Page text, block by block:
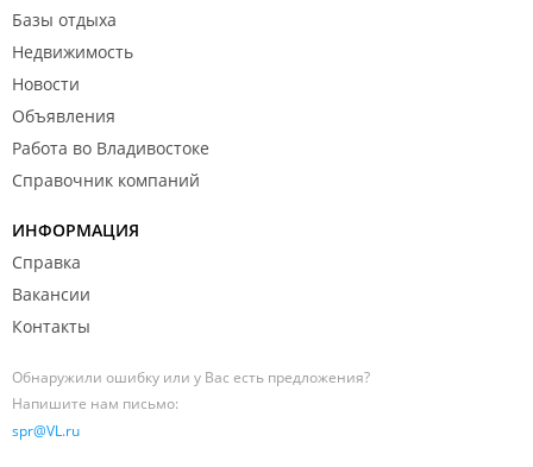
Базы отдыха
Недвижимость
Новости
Объявления
Работа во Владивостоке
Справочник компаний
ИНФОРМАЦИЯ
Справка
Вакансии
Контакты
Обнаружили ошибку или у Вас есть предложения?
Напишите нам письмо:
spr@VL.ru